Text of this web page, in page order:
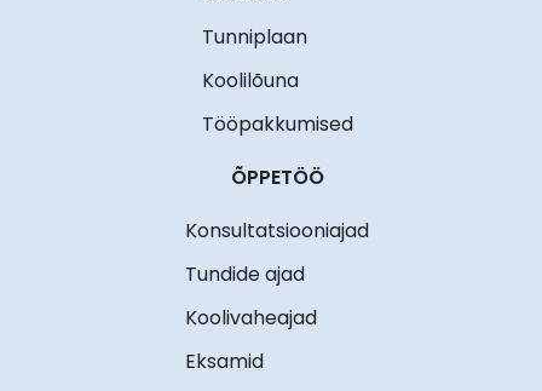
Tunniplaan
Koolilõuna
Tööpakkumised
ÕPPETÖÖ
Konsultatsiooniajad
Tundide ajad
Koolivaheajad
Eksamid